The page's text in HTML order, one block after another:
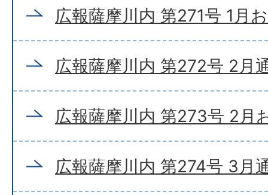
広報薩摩川内 第271号 1月
広報薩摩川内 第272号 2月
広報薩摩川内 第273号 2月
広報薩摩川内 第274号 3月